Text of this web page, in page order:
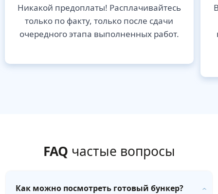
Никакой предоплаты! Расплачивайтесь
только по факту, только после сдачи
очередного этапа выполненных работ.
FAQ частые вопросы
Как можно посмотреть готовый бункер?